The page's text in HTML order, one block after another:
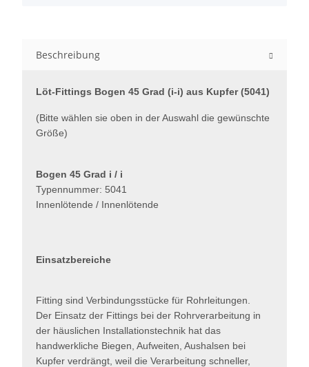
Beschreibung
Löt-Fittings Bogen 45 Grad (i-i) aus Kupfer (5041)
(Bitte wählen sie oben in der Auswahl die gewünschte
Größe)
Bogen 45 Grad i / i
Typennummer: 5041
Innenlötende / Innenlötende
Einsatzbereiche
Fitting sind Verbindungsstücke für Rohrleitungen.
Der Einsatz der Fittings bei der Rohrverarbeitung in
der häuslichen Installationstechnik hat das
handwerkliche Biegen, Aufweiten, Aushalsen bei
Kupfer verdrängt, weil die Verarbeitung schneller,